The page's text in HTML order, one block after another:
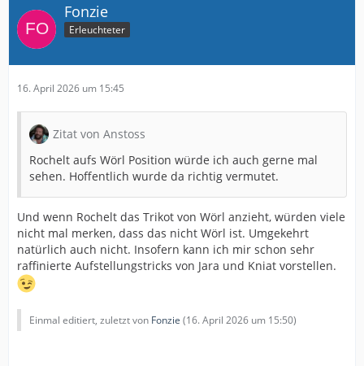
Fonzie
Erleuchteter
16. April 2026 um 15:45
Zitat von Anstoss
Rochelt aufs Wörl Position würde ich auch gerne mal
sehen. Hoffentlich wurde da richtig vermutet.
Und wenn Rochelt das Trikot von Wörl anzieht, würden viele
nicht mal merken, dass das nicht Wörl ist. Umgekehrt
natürlich auch nicht. Insofern kann ich mir schon sehr
raffinierte Aufstellungstricks von Jara und Kniat vorstellen.
Einmal editiert, zuletzt von Fonzie (16. April 2026 um 15:50)